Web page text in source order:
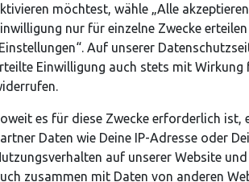
möchtest, wähle „Alle
nur für einzelne Zwecke
„Einstellungen“. Auf unserer
Einwilligung auch stets mit
es für diese Zwecke erforderlich ist,
Daten wie Deine IP-Adresse oder
auf unserer Website
zusammen mit Daten von anderen
3
3
3
3 . 3
3
3
3